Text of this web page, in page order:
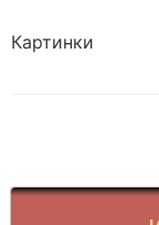
Картинки